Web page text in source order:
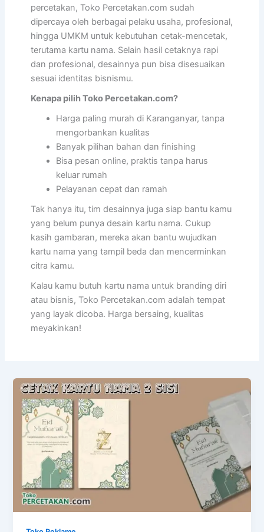
percetakan, Toko Percetakan.com sudah
dipercaya oleh berbagai pelaku usaha, profesional,
hingga UMKM untuk kebutuhan cetak-mencetak,
terutama kartu nama. Selain hasil cetaknya rapi
dan profesional, desainnya pun bisa disesuaikan
sesuai identitas bisnismu.
Kenapa pilih Toko Percetakan.com?
Harga paling murah di Karanganyar, tanpa
mengorbankan kualitas
Banyak pilihan bahan dan finishing
Bisa pesan online, praktis tanpa harus
keluar rumah
Pelayanan cepat dan ramah
Tak hanya itu, tim desainnya juga siap bantu kamu
yang belum punya desain kartu nama. Cukup
kasih gambaran, mereka akan bantu wujudkan
kartu nama yang tampil beda dan mencerminkan
citra kamu.
Kalau kamu butuh kartu nama untuk branding diri
atau bisnis, Toko Percetakan.com adalah tempat
yang layak dicoba. Harga bersaing, kualitas
meyakinkan!